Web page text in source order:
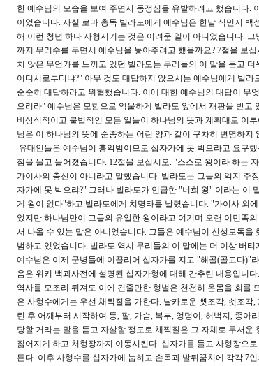
한 예수님의 모습을 보여 주면서 동정심을 유발하려고 했습니다.
이었습니다. 사실 로마 총독 빌라도에게 예수님은 한낱 식민지
해 이런 청년 하나 사형시키는 것은 어려운 일이 아니었습니다.
까지 무리수를 두면서 예수님을 놓아주려고 했을까요? 7절을 보
치 않은 무언가를 느끼고 있던 빌라도는 무리들의 이 말을 듣고
어디서로부터냐?" 아무 것도 대답하지 않으시는 예수님에게 빌
순순히 대답하라고 위협했습니다. 이에 대한 예수님의 대답이 무
으리라" 예수님은 모함으로 억울하게 빌라도 앞에서 재판을 받
비상식적이고 불법적인 모든 일들이 하나님의 뜻과 계획대로 이
님은 이 하나님의 뜻에 순종하는 어린 양과 같이 구차히 변명하지
유대인들은 예수님이 흉악범이므로 십자가에 못 박으라고 요구
점을 물고 늘어졌습니다. 12절을 보십시오. "스스로 왕이라 하는
가이사의 충신이 아니라고 말했습니다. 빌라도는 그들의 억지 주
자가에 못 박으랴?" 그러나 빌라도가 언급한 "너희 왕" 이라는 이
게 왕이 없다"하고 빌라도에게 치명타를 날렸습니다. "가이사 외
었지만 하나님만이 그들의 유일한 왕이라고 여기며 오랜 이민족
서 나올 수 있는 말은 아니었습니다. 그들은 예수님이 신성모독
범하고 있었습니다. 빌라도 역시 무리들의 이 말에는 더 이상 버
예수님은 이제 군병들에 이끌리어 십자가를 지고 "해골(골고다)"
음은 위키 백과사전에 설명된 십자가형에 대해 간추린 내용입니
역사를 모조리 뒤져도 이에 견줄만한 형벌은 천천히 온몸을 회를
은 사형수에게는 우선 채찍질을 가한다. 날카로운 뼛조각, 쇳조
린 후 어깨부터 시작하여 등, 팔, 가슴, 복부, 엉덩이, 허벅지, 종
당할 거라는 말을 듣고 자살할 정도로 채찍질은 그 자체로 무서
짊어지게 하고 처형장까지 이동시킨다. 십자가를 들고 사형장으
든다. 이후 사형수를 십자가에 눕히고 손목과 발뒤꿈치에 각각 7